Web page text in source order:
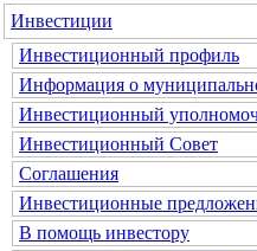
Инвестиции
Инвестиционный профиль
Информация о
Инвестиционный
Инвестиционный Совет
Соглашения
Инвестиционные
В помощь инвестору